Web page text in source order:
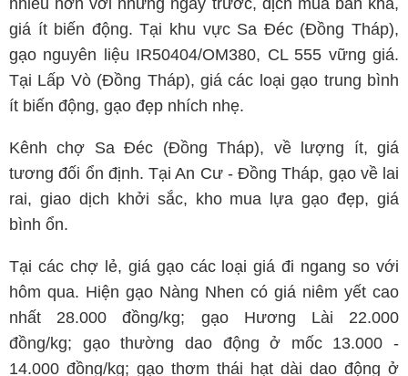
nhiều hơn với những ngày trước, dịch mua bán khá,
giá ít biến động. Tại khu vực Sa Đéc (Đồng Tháp),
gạo nguyên liệu IR50404/OM380, CL 555 vững giá.
Tại Lấp Vò (Đồng Tháp), giá các loại gạo trung bình
ít biến động, gạo đẹp nhích nhẹ.
Kênh chợ Sa Đéc (Đồng Tháp), về lượng ít, giá
tương đối ổn định. Tại An Cư - Đồng Tháp, gạo về lai
rai, giao dịch khởi sắc, kho mua lựa gạo đẹp, giá
bình ổn.
Tại các chợ lẻ, giá gạo các loại giá đi ngang so với
hôm qua. Hiện gạo Nàng Nhen có giá niêm yết cao
nhất 28.000 đồng/kg; gạo Hương Lài 22.000
đồng/kg; gạo thường dao động ở mốc 13.000 -
14.000 đồng/kg; gạo thơm thái hạt dài dao động ở